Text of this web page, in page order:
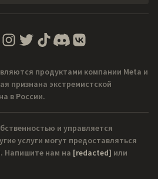
продуктами компании Meta и
признана экстремистской
в России.
и управляется
услуги могут предоставляться
Напишите нам на [redacted] или